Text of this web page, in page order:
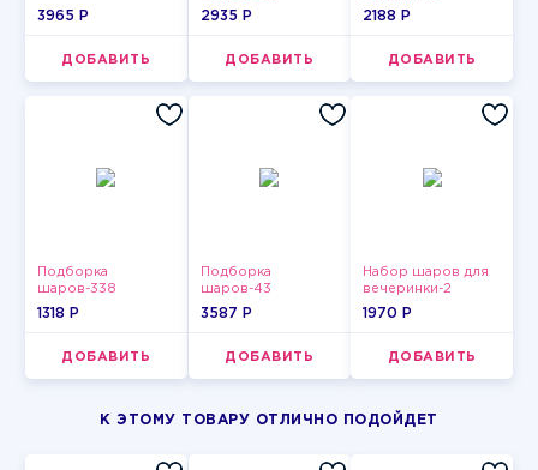
3965 P
ДОБАВИТЬ
2935 P
ДОБАВИТЬ
2188 P
ДОБАВИТЬ
Подборка
шаров-338
1318 P
ДОБАВИТЬ
Подборка
шаров-43
3587 P
ДОБАВИТЬ
Набор шаров для
вечеринки-2
1970 P
ДОБАВИТЬ
К ЭТОМУ ТОВАРУ ОТЛИЧНО ПОДОЙДЕТ